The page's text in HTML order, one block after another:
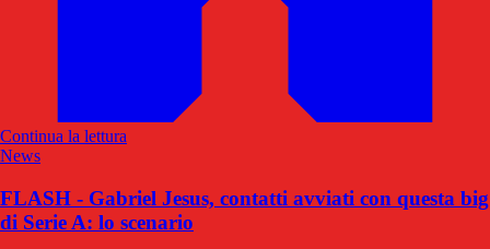
Continua la lettura
News
FLASH - Gabriel Jesus, contatti avviati con questa big
di Serie A: lo scenario